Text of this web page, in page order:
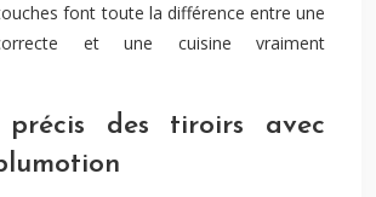
font toute la différence entre une
et une cuisine vraiment
précis des tiroirs avec